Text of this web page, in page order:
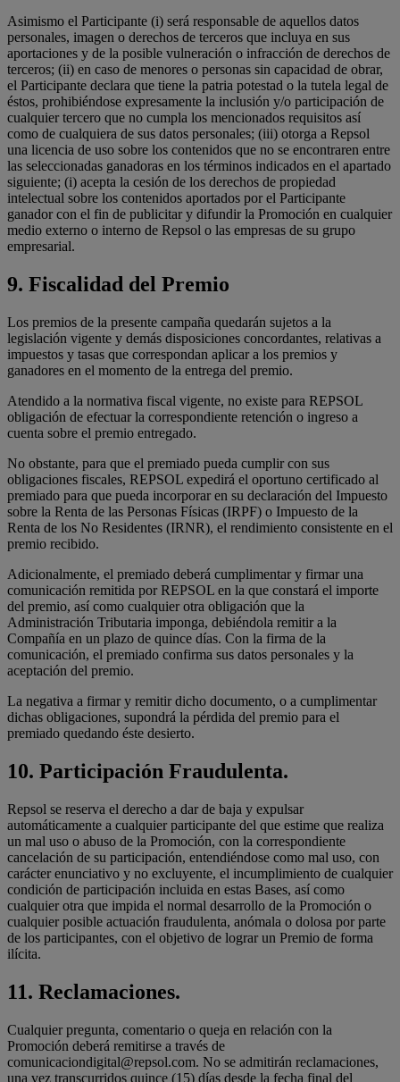
Asimismo el Participante (i) será responsable de aquellos datos
personales, imagen o derechos de terceros que incluya en sus
aportaciones y de la posible vulneración o infracción de derechos de
terceros; (ii) en caso de menores o personas sin capacidad de obrar,
el Participante declara que tiene la patria potestad o la tutela legal de
éstos, prohibiéndose expresamente la inclusión y/o participación de
cualquier tercero que no cumpla los mencionados requisitos así
como de cualquiera de sus datos personales; (iii) otorga a Repsol
una licencia de uso sobre los contenidos que no se encontraren entre
las seleccionadas ganadoras en los términos indicados en el apartado
siguiente; (i) acepta la cesión de los derechos de propiedad
intelectual sobre los contenidos aportados por el Participante
ganador con el fin de publicitar y difundir la Promoción en cualquier
medio externo o interno de Repsol o las empresas de su grupo
empresarial.
9. Fiscalidad del Premio
Los premios de la presente campaña quedarán sujetos a la
legislación vigente y demás disposiciones concordantes, relativas a
impuestos y tasas que correspondan aplicar a los premios y
ganadores en el momento de la entrega del premio.
Atendido a la normativa fiscal vigente, no existe para REPSOL
obligación de efectuar la correspondiente retención o ingreso a
cuenta sobre el premio entregado.
No obstante, para que el premiado pueda cumplir con sus
obligaciones fiscales, REPSOL expedirá el oportuno certificado al
premiado para que pueda incorporar en su declaración del Impuesto
sobre la Renta de las Personas Físicas (IRPF) o Impuesto de la
Renta de los No Residentes (IRNR), el rendimiento consistente en el
premio recibido.
Adicionalmente, el premiado deberá cumplimentar y firmar una
comunicación remitida por REPSOL en la que constará el importe
del premio, así como cualquier otra obligación que la
Administración Tributaria imponga, debiéndola remitir a la
Compañía en un plazo de quince días. Con la firma de la
comunicación, el premiado confirma sus datos personales y la
aceptación del premio.
La negativa a firmar y remitir dicho documento, o a cumplimentar
dichas obligaciones, supondrá la pérdida del premio para el
premiado quedando éste desierto.
10. Participación Fraudulenta.
Repsol se reserva el derecho a dar de baja y expulsar
automáticamente a cualquier participante del que estime que realiza
un mal uso o abuso de la Promoción, con la correspondiente
cancelación de su participación, entendiéndose como mal uso, con
carácter enunciativo y no excluyente, el incumplimiento de cualquier
condición de participación incluida en estas Bases, así como
cualquier otra que impida el normal desarrollo de la Promoción o
cualquier posible actuación fraudulenta, anómala o dolosa por parte
de los participantes, con el objetivo de lograr un Premio de forma
ilícita.
11. Reclamaciones.
Cualquier pregunta, comentario o queja en relación con la
Promoción deberá remitirse a través de
comunicaciondigital@repsol.com. No se admitirán reclamaciones,
una vez transcurridos quince (15) días desde la fecha final del